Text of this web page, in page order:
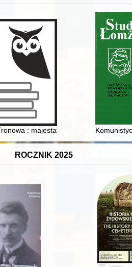
: majestat króla i
ROCZNIK 2025